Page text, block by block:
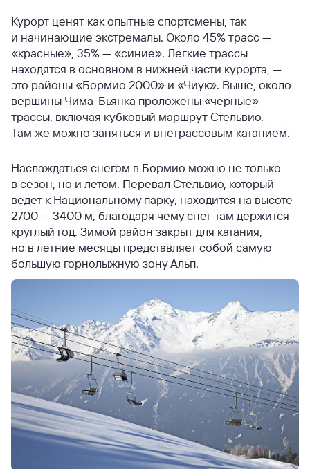
Курорт ценят как опытные спортсмены, так
и начинающие экстремалы. Около 45% трасс —
«красные», 35% — «синие». Легкие трассы
находятся в основном в нижней части курорта, —
это районы «Бормио 2000» и «Чиук». Выше, около
вершины Чима-Бьянка проложены «черные»
трассы, включая кубковый маршрут Стельвио.
Там же можно заняться и внетрассовым катанием.
Наслаждаться снегом в Бормио можно не только
в сезон, но и летом. Перевал Стельвио, который
ведет к Национальному парку, находится на высоте
2700 — 3400 м, благодаря чему снег там держится
круглый год. Зимой район закрыт для катания,
но в летние месяцы представляет собой самую
большую горнолыжную зону Альп.